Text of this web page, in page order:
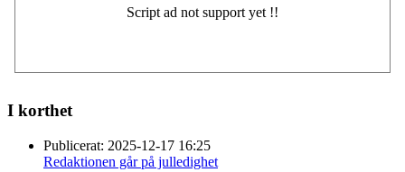
I korthet
Publicerat: 2025-12-17 16:25
Redaktionen går på julledighet